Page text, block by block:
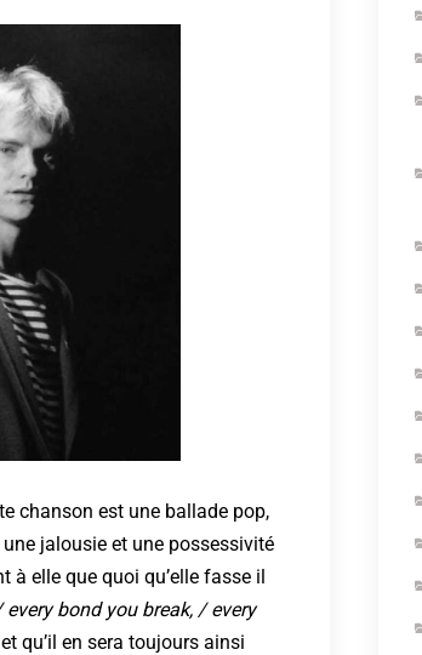
chanson est une ballade pop,
jalousie et une possessivité
à elle que quoi qu’elle fasse il
bond you break, / every
qu’il en sera toujours ainsi